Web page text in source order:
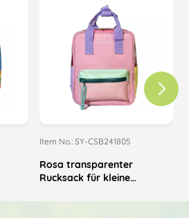
Item No.: SY-CSB241805
Rosa transparenter
Rucksack für kleine